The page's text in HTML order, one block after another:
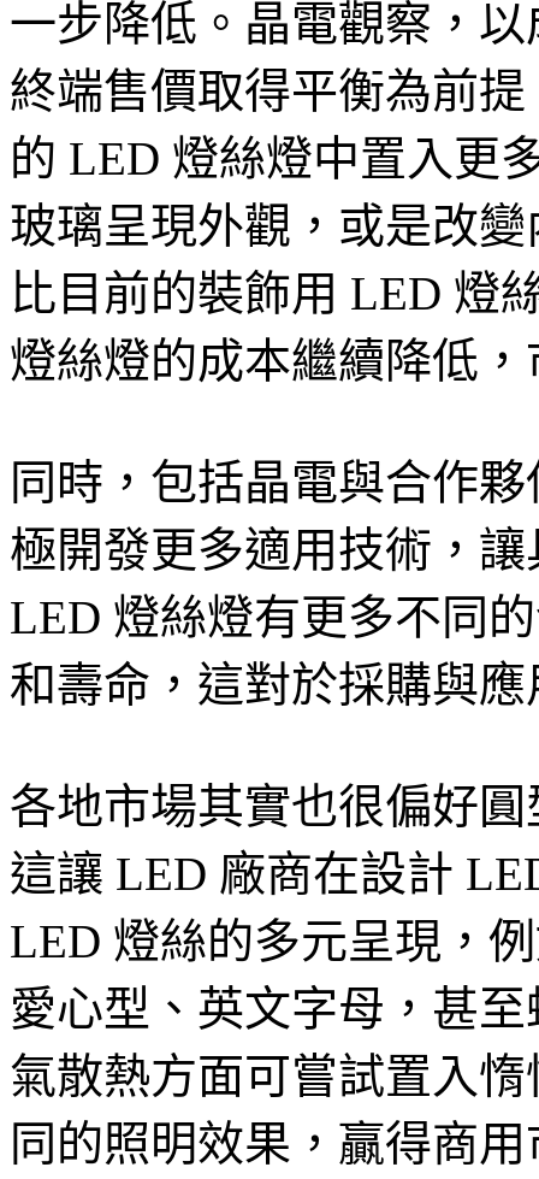
一步降低。晶電觀察，
終端售價取得平衡為前
的 LED 燈絲燈中置入更
玻璃呈現外觀，或是改
比目前的裝飾用 LED 燈
燈絲燈的成本繼續降低
同時，包括晶電與合作
極開發更多適用技術，
LED 燈絲燈有更多不同
和壽命，這對於採購與
各地市場其實也很偏好
這讓 LED 廠商在設計
LED 燈絲的多元呈現，
愛心型、英文字母，甚
氣散熱方面可嘗試置入
同的照明效果，贏得商